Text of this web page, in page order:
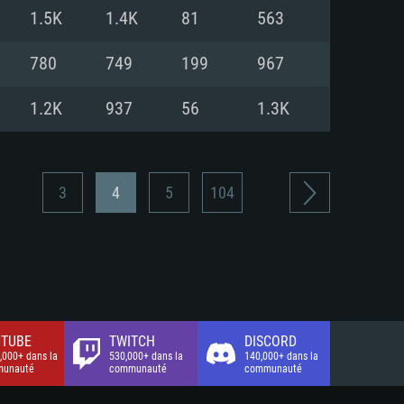
(client complet)
(client complet)
(client complet)
1.5K 1.4K 81 563
780 749 199 967
1.2K 937 56 1.3K
3 4 5 104
dans la
TWITCH
530,000+ dans la
communauté
DISCORD
140,000+ dans la
communauté